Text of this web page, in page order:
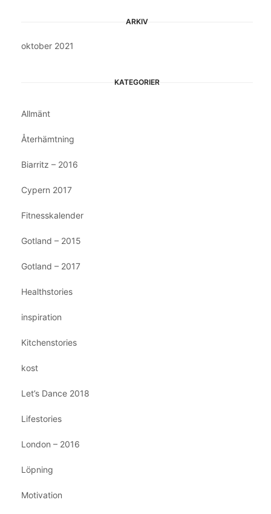
ARKIV
oktober 2021
KATEGORIER
Allmänt
Återhämtning
Biarritz – 2016
Cypern 2017
Fitnesskalender
Gotland – 2015
Gotland – 2017
Healthstories
inspiration
Kitchenstories
kost
Let’s Dance 2018
Lifestories
London – 2016
Löpning
Motivation